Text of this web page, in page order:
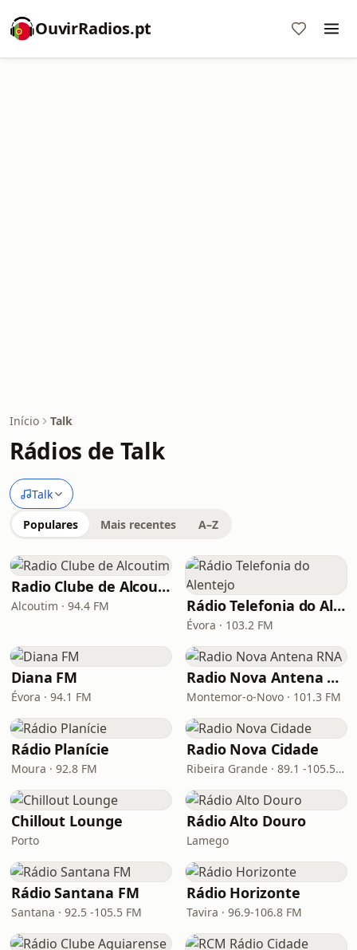
OuvirRadios.pt
Início Talk
Rádios de Talk
Talk
Populares Mais recentes A–Z
Radio Clube de Alcoutim
Alcoutim · 94.4 FM Rádio Telefonia do Alentejo
Évora · 103.2 FM
Diana FM
Évora · 94.1 FM
Radio Nova Antena RNA
Montemor-o-Novo · 101.3 FM
Rádio Planície
Moura · 92.8 FM
Radio Nova Cidade
Ribeira Grande · 89.1 -105.5 FM
Chillout Lounge
Porto
Rádio Alto Douro
Lamego
Rádio Santana FM
Santana · 92.5 -105.5 FM
Rádio Horizonte
Tavira · 96.9-106.8 FM